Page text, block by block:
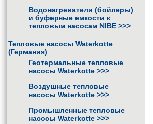
Водонагреватели (бойлеры)
и буферные емкости к
тепловым насосам NIBE >>>
Тепловые насосы Waterkotte
(Германия)
Геотермальные тепловые
насосы Waterkotte >>>
Воздушные тепловые
насосы Waterkotte >>>
Промышленные тепловые
насосы Waterkotte >>>